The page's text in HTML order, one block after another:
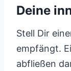
Deine
Stell Dir
empfängt.
abfließen